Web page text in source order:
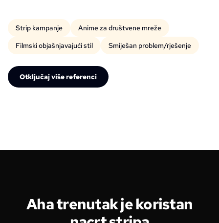
Strip kampanje
Anime za društvene mreže
Filmski objašnjavajući stil
Smiješan problem/rješenje
Otključaj više referenci
Aha trenutak je koristan